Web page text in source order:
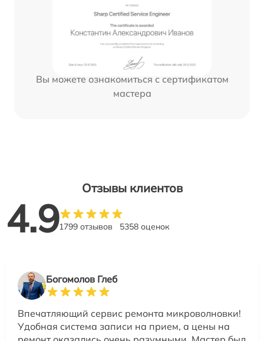
Вы можете ознакомиться с сертификатом
мастера
Отзывы клиентов
4.91799 отзывов 5358 оценок
Богомолов Глеб
Впечатляющий сервис ремонта микроволновки!
Удобная система записи на прием, а цены на